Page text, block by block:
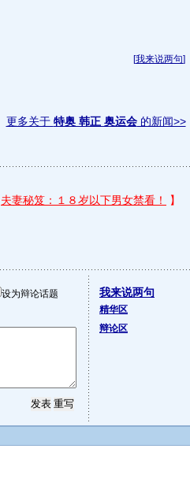
[我来说两句]
更多关于 特奥 韩正 奥运会的新闻>>
设为辩论话题 我来说两句
精华区
辩论区